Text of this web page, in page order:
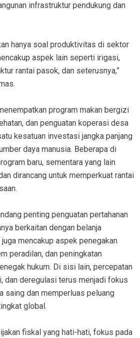
infrastruktur pendukung dan
hanya soal produktivitas di sektor
aspek lain seperti irigasi,
rantai pasok, dan seterusnya,”
program makan bergizi
dan penguatan koperasi desa
kesatuan investasi jangka panjang
daya manusia. Beberapa di
baru, sementara yang lain
dirancang untuk memperkuat rantai
penting penguatan pertahanan
berkaitan dengan belanja
mencakup aspek penegakan
peradilan, dan peningkatan
hukum. Di sisi lain, percepatan
dan deregulasi terus menjadi fokus
saing dan memperluas peluang
global.
fiskal yang hati-hati, fokus pada